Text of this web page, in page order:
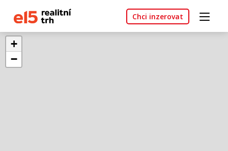
Chci inzerovat
+
−